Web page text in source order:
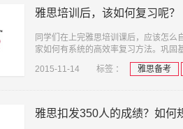
雅思培训后，该如何复习呢？
同学们在上完雅思培训课后，应该怎
家如何有系统的高效率复习方法。巩固
2015-11-14
标签 ： 雅思备考
雅思扣发350人的成绩？如何